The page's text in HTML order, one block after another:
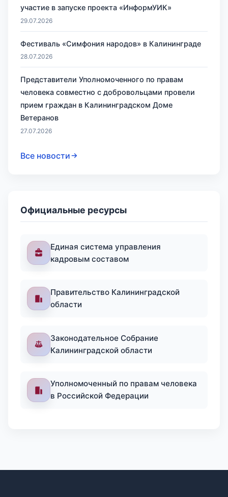
участие в запуске проекта «ИнформУИК»
29.07.2026
Фестиваль «Симфония народов» в Калининграде
28.07.2026
Представители Уполномоченного по правам
человека совместно с добровольцами провели
прием граждан в Калининградском Доме
Ветеранов
27.07.2026
Все новости
Официальные ресурсы
Единая система управления
кадровым составом
Правительство Калининградской
области
Законодательное Собрание
Калининградской области
Уполномоченный по правам человека
в Российской Федерации